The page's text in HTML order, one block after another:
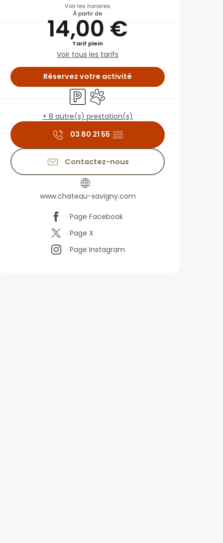
Voir les horaires
À partir de
14,00 €
Tarif plein
Voir tous les tarifs
Réservez votre activité
ParkingAnimaux acceptés
+ 8 autre(s) prestation(s)
03 80 21 55 ▒▒
Contactez-nous
www.chateau-savigny.com
Page Facebook
Page X
Page Instagram